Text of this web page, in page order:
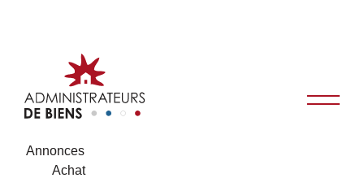
Annonces
Achat